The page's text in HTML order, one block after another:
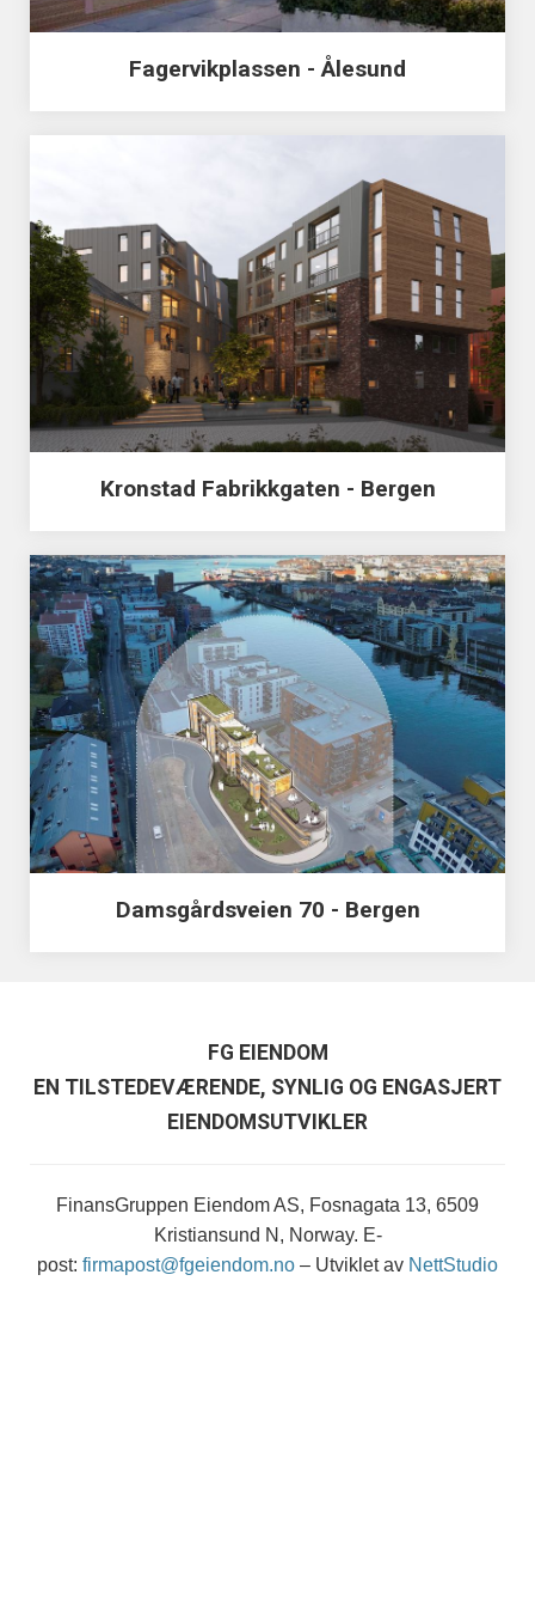
Fagervikplassen - Ålesund
Kronstad Fabrikkgaten - Bergen
Damsgårdsveien 70 - Bergen
FG EIENDOM
EN TILSTEDEVÆRENDE, SYNLIG OG ENGASJERT
EIENDOMSUTVIKLER
FinansGruppen Eiendom AS, Fosnagata 13, 6509
Kristiansund N, Norway. E-
post: firmapost@fgeiendom.no – Utviklet av NettStudio